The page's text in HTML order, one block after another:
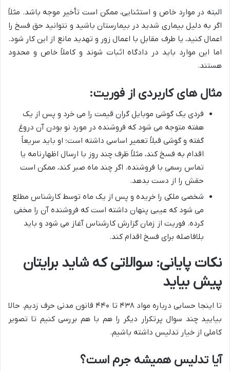
البته در موارد خاص و استثنایی، ممکن است تأخیر موجه باشد. مثلاً
اگر به دلیل بیماری شدید در بیمارستان باشید و نتوانید حق فسخ را
اعمال کنید، یا طرف مقابل با اعمال زور و تهدید مانع از این کار شود.
اما این موارد باید در دادگاه اثبات شوند و کاملاً خاص و محدود
هستند.
مثال های کاربردی از فوریت:
فردی یک گوشی موبایل گران قیمت را می خرد و پس از یک
هفته متوجه می شود که فروشنده در مورد نو بودن آن دروغ
گفته و گوشی قبلاً تعمیر اساسی داشته است؛ او باید سریعاً
اقدام به فسخ کند، مثلاً ظرف چند روز با ارسال اظهارنامه یا
تماس رسمی با فروشنده. اگر چند ماه صبر کند، ممکن است
حقش را از دست بدهد.
شخصی ملکی را خریده و پس از یک ماه توسط کارشناس مطلع
می شود که عیبی پنهان داشته است که فروشنده آن را مخفی
کرده. فوریت از زمان گزارش کارشناس آغاز می شود و باید
بلافاصله برای فسخ اقدام کند.
نکات پایانی: سوالاتی که شاید برایتان
پیش بیاید
تا اینجا حسابی درباره مواد ۴۳۸ تا ۴۴۰ قانون مدنی حرف زدیم. حالا
بیایید چند سوال پرتکرار دیگر را هم با هم بررسی کنیم تا تصویر
کاملی از خیار تدلیس داشته باشیم.
آیا تدلیس همیشه جرم است؟